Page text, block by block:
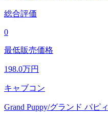
総合評価
0
最低販売価格
198.0万円
キャブコン
Grand Puppy/グランド パピィ